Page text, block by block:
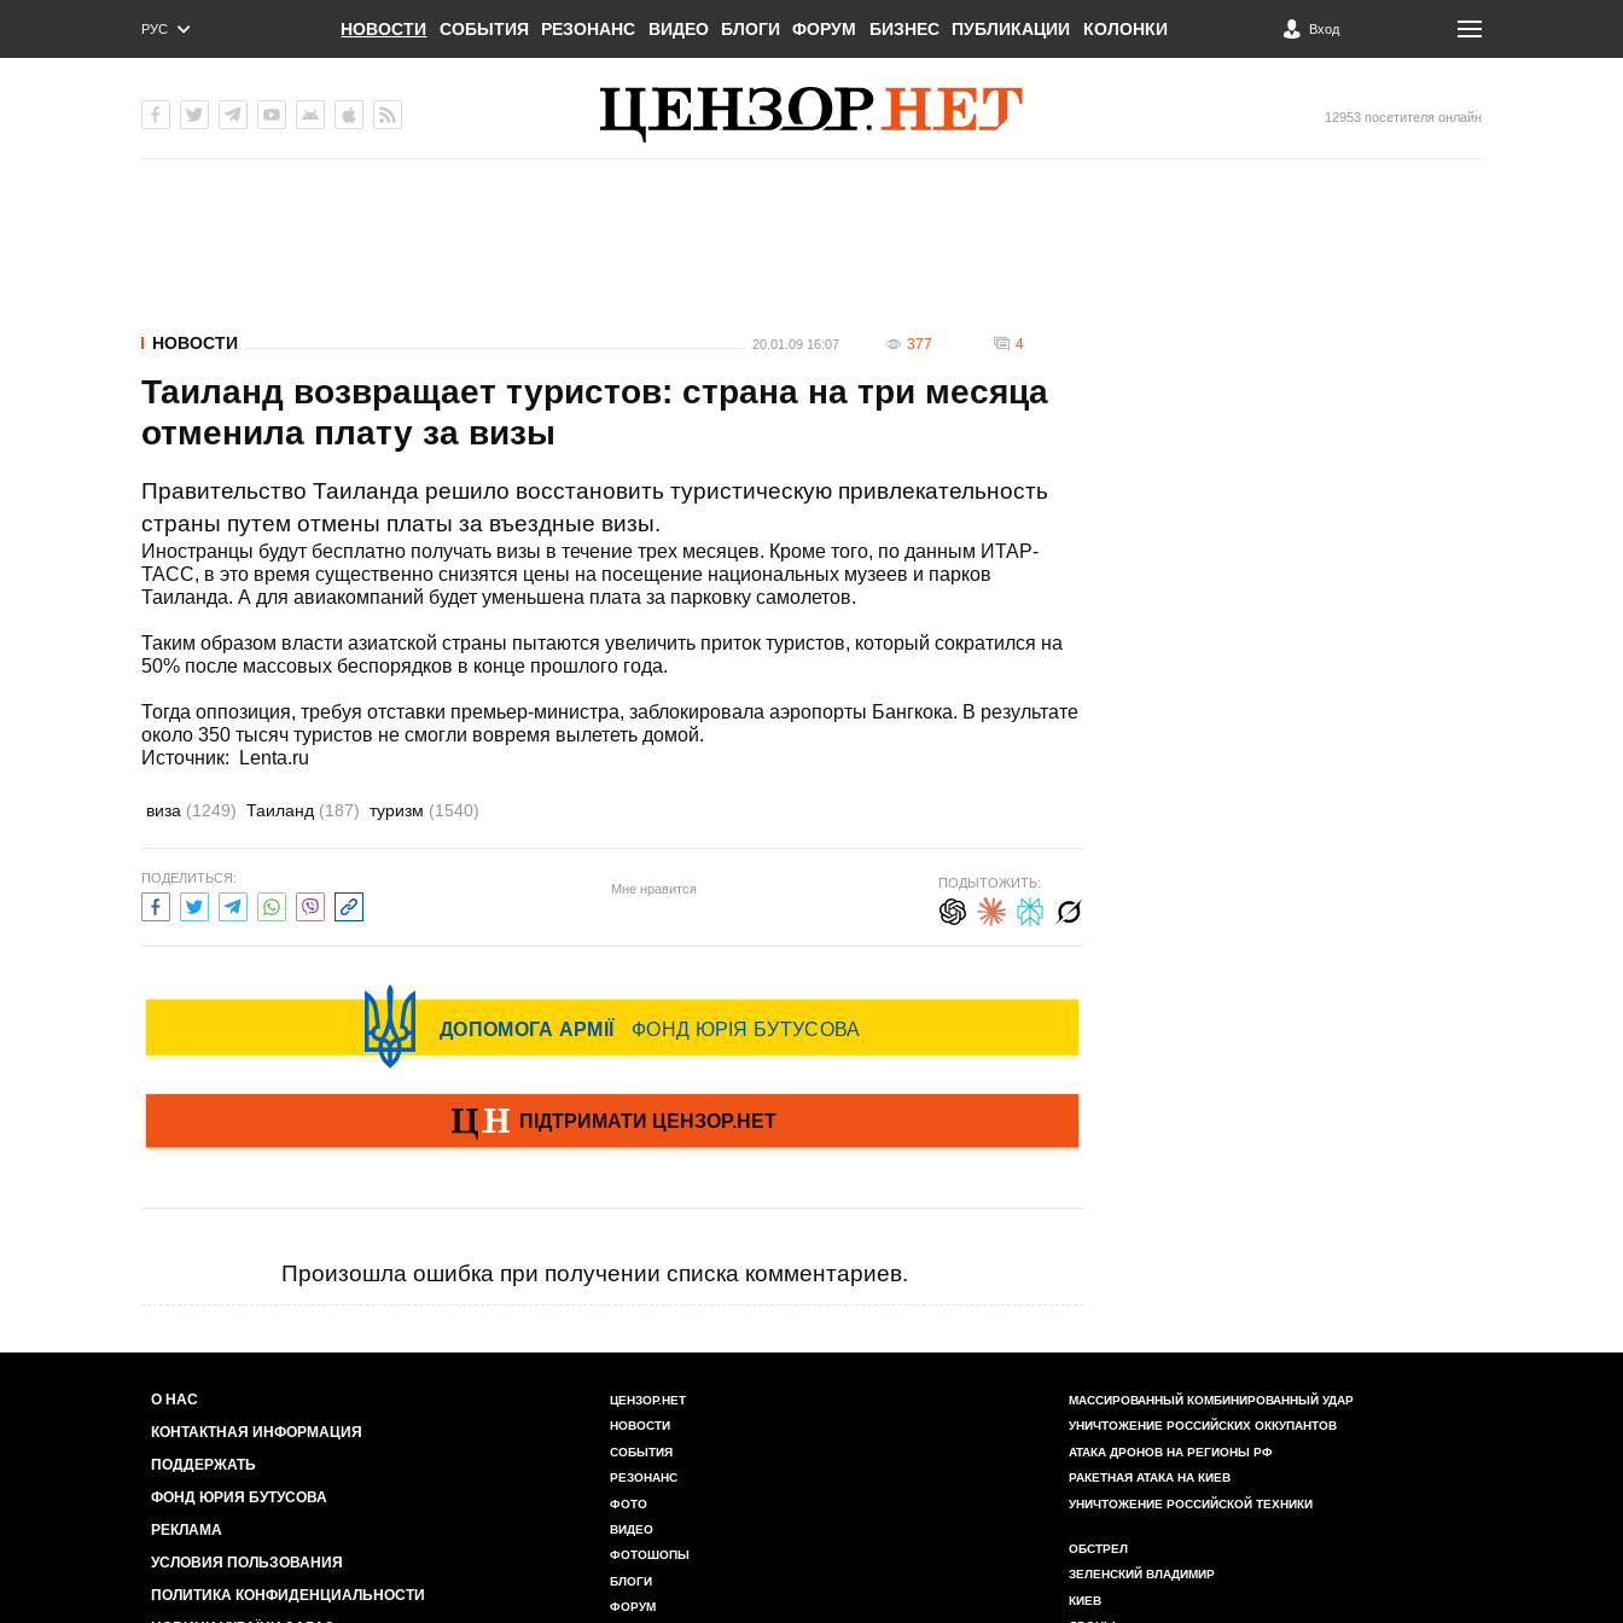
РУС
ENG
НОВОСТИ СОБЫТИЯ РЕЗОНАНС ВИДЕО БЛОГИ ФОРУМ БИЗНЕС ПУБЛИКАЦИИ КОЛОНКИ Вход
12953 посетителя онлайн
НОВОСТИ 20.01.09 16:07 377 4
Таиланд возвращает туристов: страна на три месяца
отменила плату за визы
Правительство Таиланда решило восстановить туристическую привлекательность
страны путем отмены платы за въездные визы.
Иностранцы будут бесплатно получать визы в течение трех месяцев. Кроме того, по данным ИТАР-
ТАСС, в это время существенно снизятся цены на посещение национальных музеев и парков
Таиланда. А для авиакомпаний будет уменьшена плата за парковку самолетов.
Таким образом власти азиатской страны пытаются увеличить приток туристов, который сократился на
50% после массовых беспорядков в конце прошлого года.
Тогда оппозиция, требуя отставки премьер-министра, заблокировала аэропорты Бангкока. В результате
около 350 тысяч туристов не смогли вовремя вылететь домой.
Источник: Lenta.ru
виза (1249) Таиланд (187) туризм (1540)
ПОДЕЛИТЬСЯ:
Мне нравится ПОДЫТОЖИТЬ:
Произошла ошибка при получении списка комментариев.
О НАС
КОНТАКТНАЯ ИНФОРМАЦИЯ
ПОДДЕРЖАТЬ
ФОНД ЮРИЯ БУТУСОВА
РЕКЛАМА
УСЛОВИЯ ПОЛЬЗОВАНИЯ
ПОЛИТИКА КОНФИДЕНЦИАЛЬНОСТИ
ЦЕНЗОР.НЕТ
НОВОСТИ
СОБЫТИЯ
РЕЗОНАНС
ФОТО
ВИДЕО
ФОТОШОПЫ
БЛОГИ
ФОРУМ
МАССИРОВАННЫЙ КОМБИНИРОВАННЫЙ УДАР
УНИЧТОЖЕНИЕ РОССИЙСКИХ ОККУПАНТОВ
АТАКА ДРОНОВ НА РЕГИОНЫ РФ
РАКЕТНАЯ АТАКА НА КИЕВ
УНИЧТОЖЕНИЕ РОССИЙСКОЙ ТЕХНИКИ
ОБСТРЕЛ
ЗЕЛЕНСКИЙ ВЛАДИМИР
КИЕВ